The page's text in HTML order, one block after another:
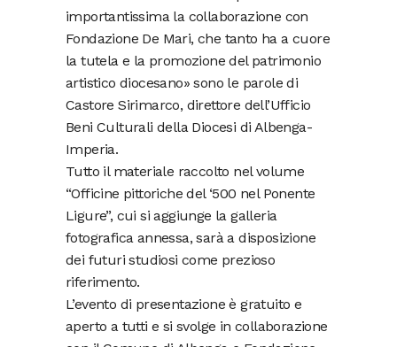
importantissima la collaborazione con
Fondazione De Mari, che tanto ha a cuore
la tutela e la promozione del patrimonio
artistico diocesano» sono le parole di
Castore Sirimarco, direttore dell’Ufficio
Beni Culturali della Diocesi di Albenga-
Imperia.
Tutto il materiale raccolto nel volume
“Officine pittoriche del ‘500 nel Ponente
Ligure”, cui si aggiunge la galleria
fotografica annessa, sarà a disposizione
dei futuri studiosi come prezioso
riferimento.
L’evento di presentazione è gratuito e
aperto a tutti e si svolge in collaborazione